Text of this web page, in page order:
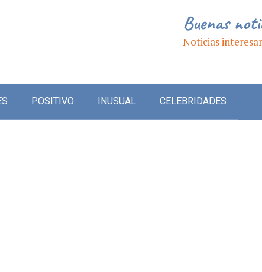
Buenas
Noticias
POSITIVO INUSUAL CELEBRIDADES